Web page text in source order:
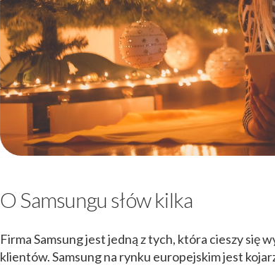
O Samsungu słów kilka
Firma Samsung jest jedną z tych, która cieszy się
klientów. Samsung na rynku europejskim jest